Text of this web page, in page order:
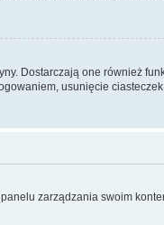
Dostarczają one również
usunięcie ciasteczek
zarządzania swoim